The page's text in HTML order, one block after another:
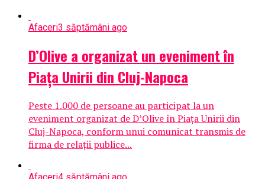
Afaceri3 săptămâni ago
D’Olive a organizat un eveniment în
Piața Unirii din Cluj-Napoca
Peste 1.000 de persoane au participat la un
eveniment organizat de D’Olive în Piața Unirii din
Cluj-Napoca, conform unui comunicat transmis de
firma de relații publice...